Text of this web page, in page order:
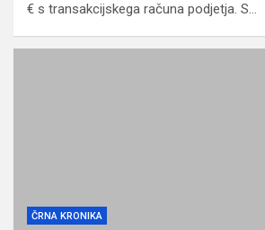
€ s transakcijskega računa podjetja. S…
ČRNA KRONIKA